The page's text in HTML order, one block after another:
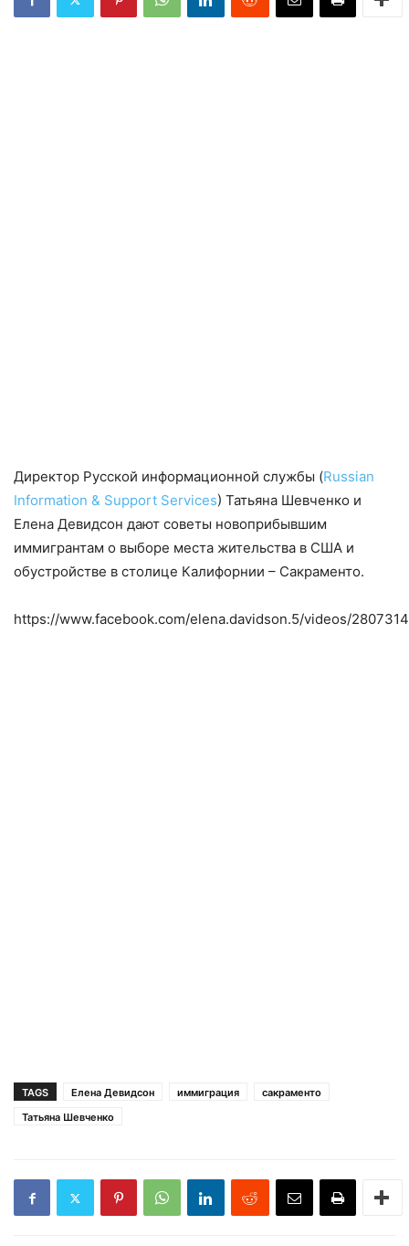
Директор Русской информационной службы (Russian
Information & Support Services) Татьяна Шевченко и
Елена Девидсон дают советы новоприбывшим
иммигрантам о выборе места жительства в США и
обустройстве в столице Калифорнии – Сакраменто.
https://www.facebook.com/elena.davidson.5/videos/
TAGS Елена Девидсон иммиграция
сакраменто
Татьяна Шевченко